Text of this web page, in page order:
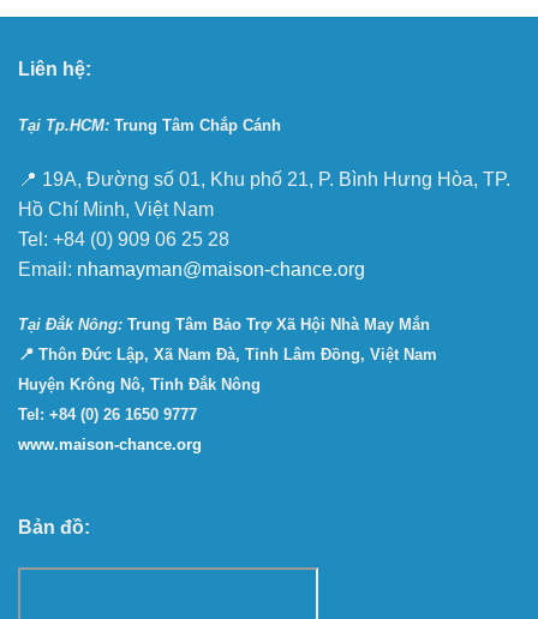
Liên hệ:
Tại Tp.HCM: Trung Tâm Chắp Cánh
📍 19A, Đường số 01, Khu phố 21, P. Bình Hưng Hòa, TP.
Hồ Chí Minh, Việt Nam
Tel: +84 (0) 909 06 25 28
Email: nhamayman@maison-chance.org
Tại Ðắk Nông: Trung Tâm Bảo Trợ Xã Hội Nhà May Mắn
📍 Thôn Đức Lập, Xã Nam Đà, Tỉnh Lâm Đồng, Việt Nam
Huyện Krông Nô, Tỉnh Đắk Nông
Tel: +84 (0) 26 1650 9777
www.maison-chance.org
Bản đồ: